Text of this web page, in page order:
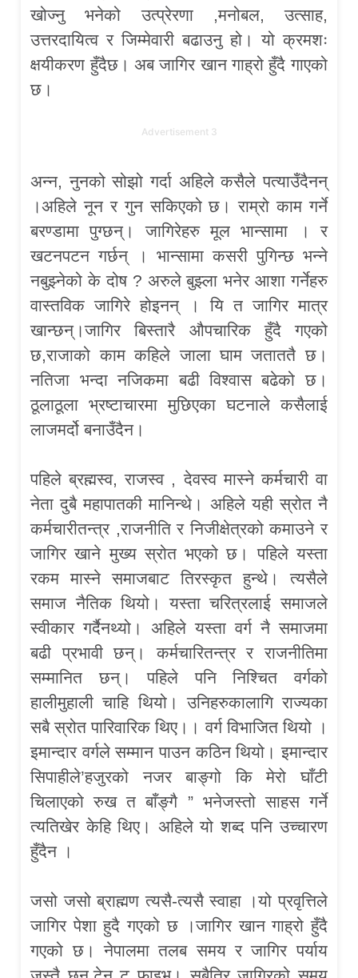
खोज्नु भनेको उत्प्रेरणा ,मनोबल, उत्साह,
उत्तरदायित्व र जिम्मेवारी बढाउनु हो। यो क्रमशः
क्षयीकरण हुँदैछ। अब जागिर खान गाह्रो हुँदै गाएको
छ।
Advertisement 3
अन्न, नुनको सोझो गर्दा अहिले कसैले पत्याउँदैनन्
।अहिले नून र गुन सकिएको छ। राम्रो काम गर्ने
बरण्डामा पुग्छन्। जागिरेहरु मूल भान्सामा । र
खटनपटन गर्छन् । भान्सामा कसरी पुगिन्छ भन्ने
नबुझ्नेको के दोष ? अरुले बुझ्ला भनेर आशा गर्नेहरु
वास्तविक जागिरे होइनन् । यि त जागिर मात्र
खान्छन्।जागिर बिस्तारै औपचारिक हुँदै गएको
छ,राजाको काम कहिले जाला घाम जताततै छ।
नतिजा भन्दा नजिकमा बढी विश्वास बढेको छ।
ठूलाठूला भ्रष्टाचारमा मुछिएका घटनाले कसैलाई
लाजमर्दो बनाउँदैन।
पहिले ब्रह्मस्व, राजस्व , देवस्व मास्ने कर्मचारी वा
नेता दुबै महापातकी मानिन्थे। अहिले यही स्रोत नै
कर्मचारीतन्त्र ,राजनीति र निजीक्षेत्रको कमाउने र
जागिर खाने मुख्य स्रोत भएको छ। पहिले यस्ता
रकम मास्ने समाजबाट तिरस्कृत हुन्थे। त्यसैले
समाज नैतिक थियो। यस्ता चरित्रलाई समाजले
स्वीकार गर्दैनथ्यो। अहिले यस्ता वर्ग नै समाजमा
बढी प्रभावी छन्। कर्मचारितन्त्र र राजनीतिमा
सम्मानित छन्। पहिले पनि निश्चित वर्गको
हालीमुहाली ‌चाहि थियो। उनिहरुकालागि राज्यका
सबै स्रोत पारिवारिक थिए।। वर्ग विभाजित थियो ।
इमान्दार वर्गले सम्मान पाउन कठिन थियो। इमान्दार
सिपाहीले’हजुरको नजर बाङ्गो कि मेरो घाँटी
चिलाएको रुख त बाँङ्गै ” भनेजस्तो साहस गर्ने
त्यतिखेर केहि थिए। अहिले यो शब्द पनि उच्चारण
हुँदैन ।
जसो जसो ब्राह्मण त्यसै-त्यसै स्वाहा ।यो प्रवृत्तिले
जागिर पेशा हुदै गएको छ ।जागिर खान गाह्रो हुँदै
गएको छ। नेपालमा तलब समय र जागिर पर्याय